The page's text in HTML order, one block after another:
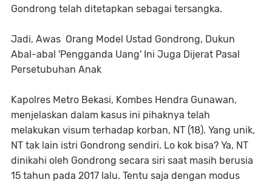
Gondrong telah ditetapkan sebagai tersangka.
Jadi, Awas Orang Model Ustad Gondrong, Dukun
Abal-abal 'Pengganda Uang' Ini Juga Dijerat Pasal
Persetubuhan Anak
Kapolres Metro Bekasi, Kombes Hendra Gunawan,
menjelaskan dalam kasus ini pihaknya telah
melakukan visum terhadap korban, NT (18). Yang unik,
NT tak lain istri Gondrong sendiri. Lo kok bisa? Ya, NT
dinikahi oleh Gondrong secara siri saat masih berusia
15 tahun pada 2017 lalu. Tentu saja dengan modus